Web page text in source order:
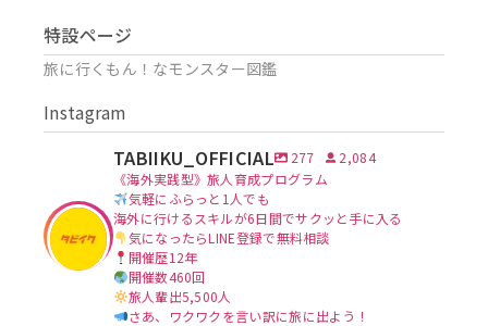
特設ページ
旅に行くもん！なモンスター図鑑
Instagram
TABIIKU_OFFICIAL
277
2,084
《海外実践型》旅人育成プログラム
気軽にふらっと1人でも
海外に行けるスキルが6日間でサクッと手に入る
気になったらLINE登録で無料相談
開催歴12年
開催数460回
旅人輩出5,500人
さあ、ワクワクを言い訳に旅に出よう！